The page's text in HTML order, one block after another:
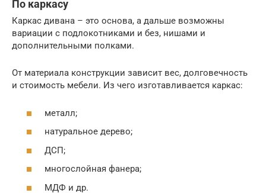
По каркасу
Каркас дивана – это основа, а дальше возможны
вариации с подлокотниками и без, нишами и
дополнительными полками.
От материала конструкции зависит вес, долговечность
и стоимость мебели. Из чего изготавливается каркас:
металл;
натуральное дерево;
ДСП;
многослойная фанера;
МДФ и др.